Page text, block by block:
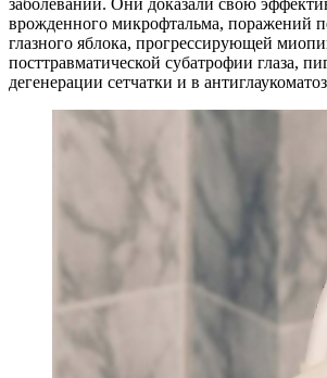
врожденного микрофтальма, поражений
глазного яблока, прогрессирующей
посттравматической субатрофии глаза,
дегенерации сетчатки и в